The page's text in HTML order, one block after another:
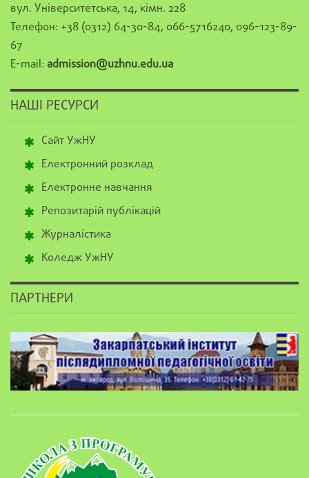
вул. Університетська, 14, кімн. 228
Телефон: +38 (0312) 64-30-84, 066-5716240, 096-123-89-
67
E-mail: admission@uzhnu.edu.ua
НАШІ РЕСУРСИ
Сайт УжНУ
Електронний розклад
Електронне навчання
Репозитарій публікацій
Журналістика
Коледж УжНУ
ПАРТНЕРИ